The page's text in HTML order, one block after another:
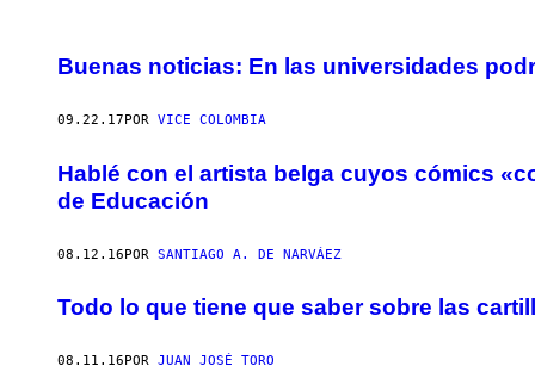
Buenas noticias: En las universidades
09.22.17 POR VICE COLOMBIA
Hablé con el artista belga cuyos cómics
de Educación
08.12.16POR SANTIAGO A. DE NARVÁEZ
Todo lo que tiene que saber sobre las
08.11.16 POR JUAN JOSÉ TORO